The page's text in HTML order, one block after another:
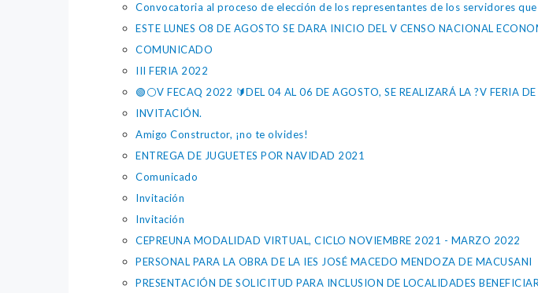
Convocatoria al proceso de elección de los representantes de los servidores
ESTE LUNES O8 DE AGOSTO SE DARA INICIO DEL V CENSO NACIONAL
COMUNICADO
III FERIA 2022
🟢⚪️V FECAQ 2022 🔰DEL 04 AL 06 DE AGOSTO, SE REALIZARÁ LA ?V FERIA
INVITACIÓN.
Amigo Constructor, ¡no te olvides!
ENTREGA DE JUGUETES POR NAVIDAD 2021
Comunicado
Invitación
Invitación
CEPREUNA MODALIDAD VIRTUAL, CICLO NOVIEMBRE 2021 - MARZO 2022
PERSONAL PARA LA OBRA DE LA IES JOSÉ MACEDO MENDOZA DE MACUSANI
PRESENTACIÓN DE SOLICITUD PARA INCLUSION DE LOCALIDADES